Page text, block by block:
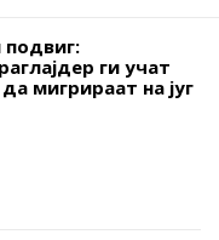
подвиг:
ги учат
мигрираат на југ